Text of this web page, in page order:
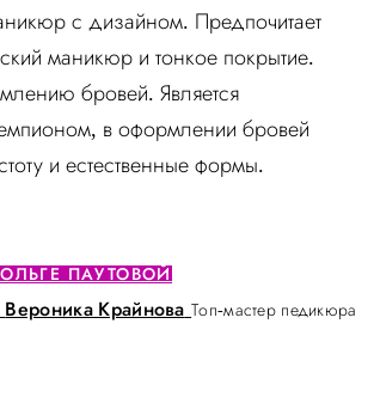
с дизайном. Предпочитает
маникюр и тонкое покрытие.
бровей. Является
в оформлении бровей
и естественные формы.
ПАУТОВОЙ
Вероника Крайнова Топ-мастер педикюра